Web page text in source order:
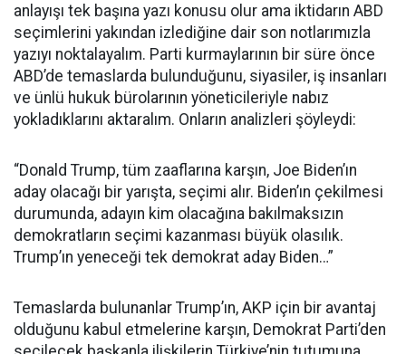
anlayışı tek başına yazı konusu olur ama iktidarın ABD
seçimlerini yakından izlediğine dair son notlarımızla
yazıyı noktalayalım. Parti kurmaylarının bir süre önce
ABD’de temaslarda bulunduğunu, siyasiler, iş insanları
ve ünlü hukuk bürolarının yöneticileriyle nabız
yokladıklarını aktaralım. Onların analizleri şöyleydi:
“Donald Trump, tüm zaaflarına karşın, Joe Biden’ın
aday olacağı bir yarışta, seçimi alır. Biden’ın çekilmesi
durumunda, adayın kim olacağına bakılmaksızın
demokratların seçimi kazanması büyük olasılık.
Trump’ın yeneceği tek demokrat aday Biden…”
Temaslarda bulunanlar Trump’ın, AKP için bir avantaj
olduğunu kabul etmelerine karşın, Demokrat Parti’den